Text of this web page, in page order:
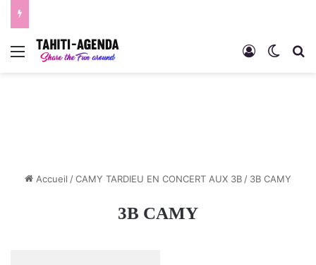
Menu Connexion
Accueil /CAMY TARDIEU EN CONCERT AUX 3B / 3B CAMY
3B CAMY